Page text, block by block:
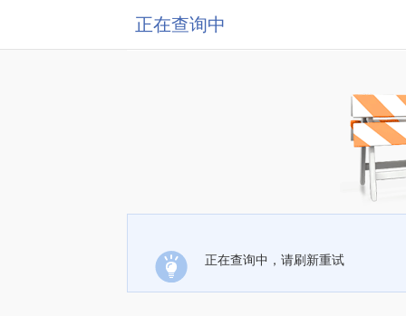
正在查询中
正在查询中，请刷新重试